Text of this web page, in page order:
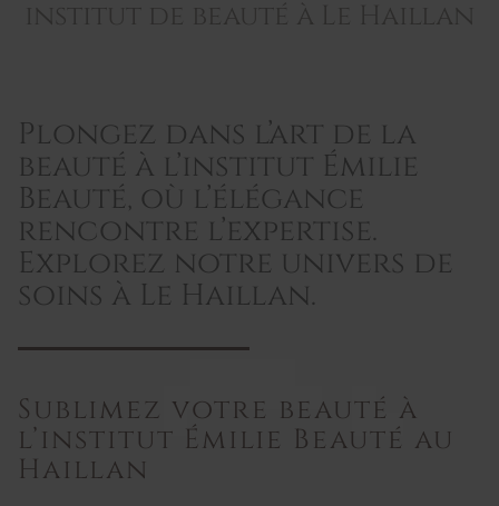
Plongez dans l’art de la
beauté à l’institut Émilie
Beauté, où l’élégance
rencontre l’expertise.
Explorez notre univers de
soins à Le Haillan.
Sublimez votre beauté à
l’institut Émilie Beauté au
Haillan